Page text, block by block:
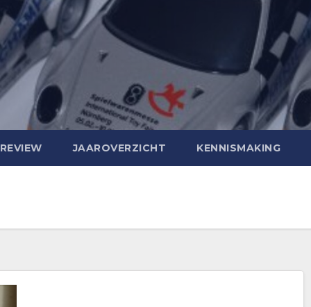
REVIEW JAAROVERZICHT KENNISMAKING